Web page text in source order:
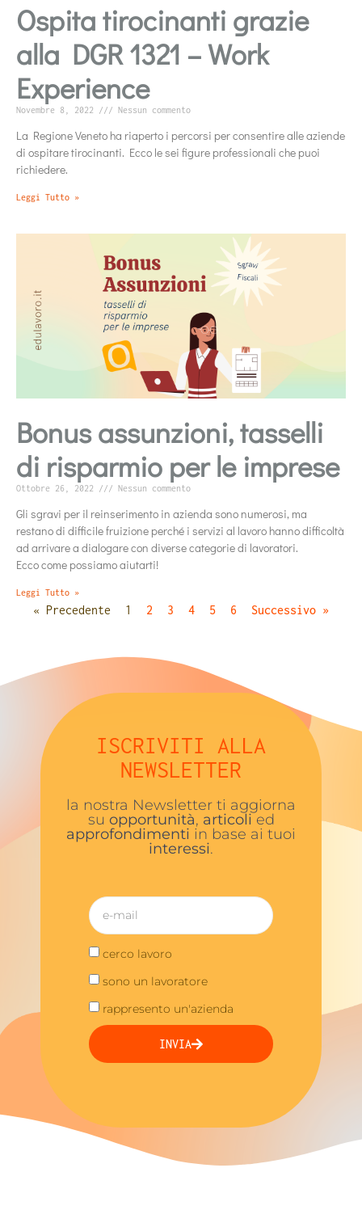
Ospita tirocinanti grazie
alla DGR 1321 – Work
Experience
Novembre 8, 2022 Nessun commento
La Regione Veneto ha riaperto i percorsi per consentire alle aziende
di ospitare tirocinanti. Ecco le sei figure professionali che puoi
richiedere.
Leggi Tutto »
Bonus assunzioni, tasselli
di risparmio per le imprese
Ottobre 26, 2022 Nessun commento
Gli sgravi per il reinserimento in azienda sono numerosi, ma
restano di difficile fruizione perché i servizi al lavoro hanno difficoltà
ad arrivare a dialogare con diverse categorie di lavoratori.
Ecco come possiamo aiutarti!
Leggi Tutto »
« Precedente 1 2 3 4 5 6 Successivo »
ISCRIVITI ALLA
NEWSLETTER
la nostra Newsletter ti aggiorna
su opportunità, articoli ed
approfondimenti in base ai tuoi
interessi.
cerco lavoro
sono un lavoratore
rappresento un'azienda
INVIA